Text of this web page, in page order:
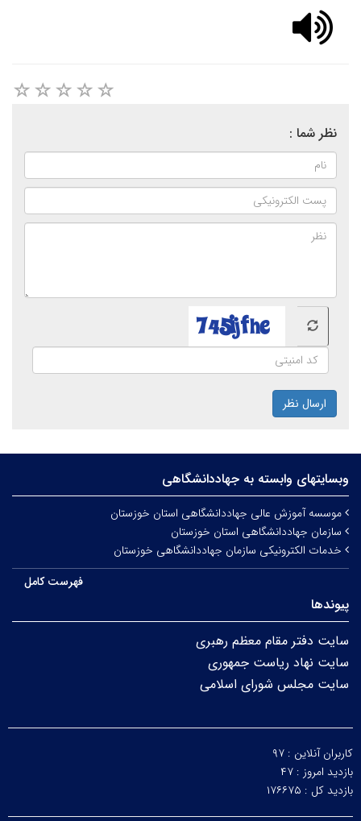
نظر شما :
ارسال نظر
وبسایتهای وابسته به جهاددانشگاهی
موسسه آموزش عالی جهاددانشگاهی استان خوزستان
سازمان جهاددانشگاهی استان خوزستان
خدمات الکترونیکی سازمان جهاددانشگاهی خوزستان
فهرست کامل
پیوندها
سایت دفتر مقام معظم رهبری
سایت نهاد ریاست جمهوری
سایت مجلس شورای اسلامی
کاربران آنلاین : ۹۷
بازدید امروز : ۴۷
بازدید کل : ۱۷۶۶۷۵